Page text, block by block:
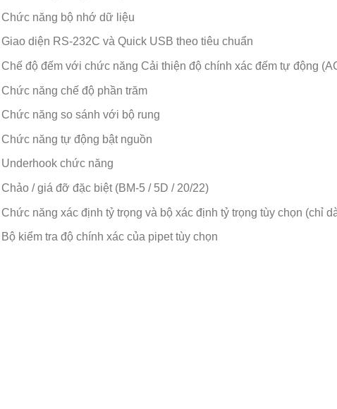
năng bộ nhớ dữ liệu
diện RS-232C và Quick USB theo tiêu chuẩn
độ đếm với chức năng Cải thiện độ chính xác đếm tự động
năng chế độ phần trăm
năng so sánh với bộ rung
năng tự động bật nguồn
chức năng
/ giá đỡ đặc biệt (BM-5 / 5D / 20/22)
năng xác định tỷ trọng và bộ xác định tỷ trọng tùy chọn (chỉ
kiểm tra độ chính xác của pipet tùy chọn